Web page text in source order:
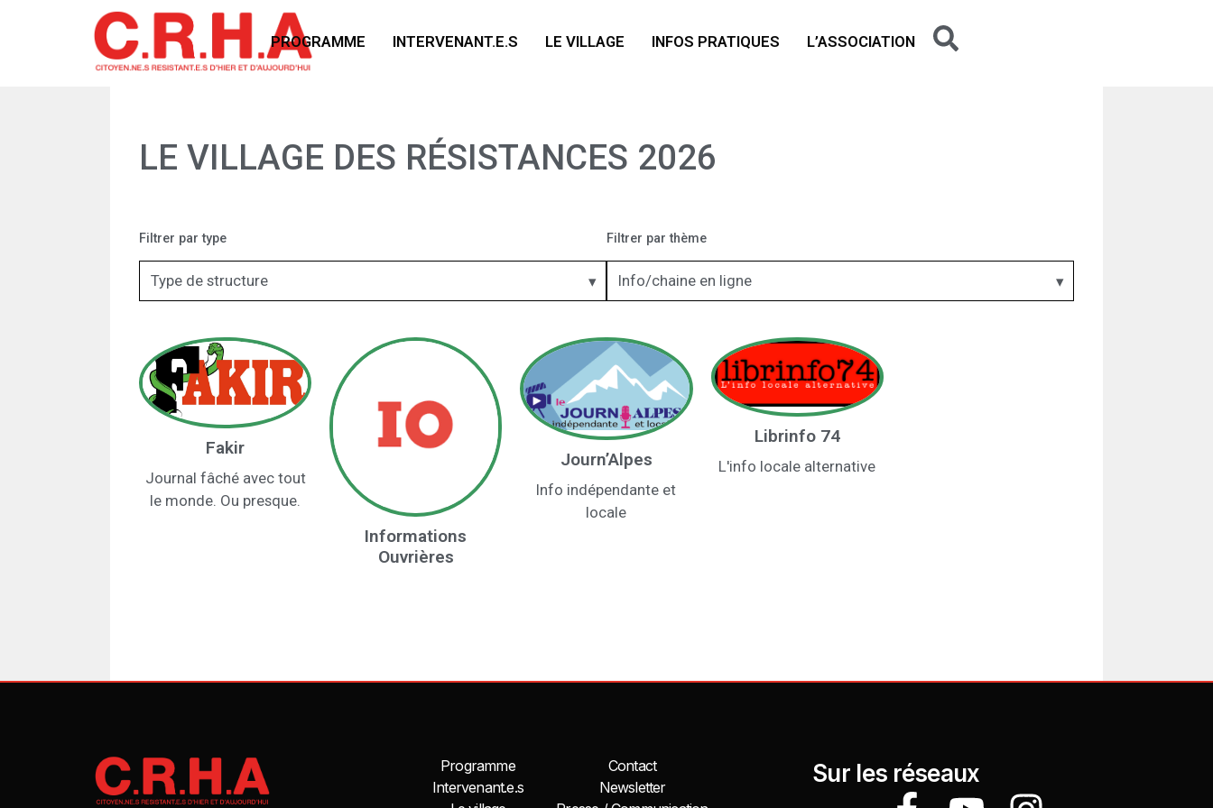
PROGRAMME INTERVENANT.E.S LE VILLAGE INFOS PRATIQUES L’ASSOCIATION
LE VILLAGE DES RÉSISTANCES 2026
Filtrer par type
Type de structure
Filtrer par thème
Info/chaine en ligne
Fakir
Journal fâché avec tout
le monde. Ou presque.
Informations
Ouvrières
Journ’Alpes
Info indépendante et
locale
Librinfo 74
L'info locale alternative
Programme
Intervenant.e.s
Contact
Newsletter
Sur les réseaux